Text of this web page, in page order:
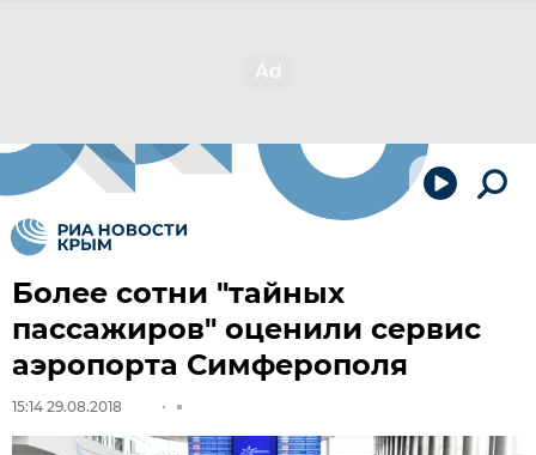
Более сотни "тайных
пассажиров" оценили сервис
аэропорта Симферополя
15:14 29.08.2018